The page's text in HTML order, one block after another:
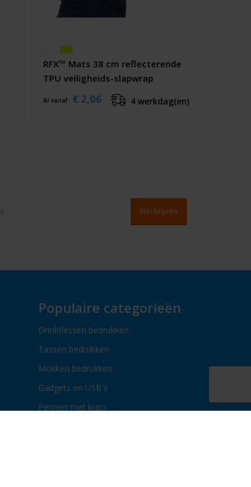
RFX™ Mats 38 cm reflecterende
TPU veiligheids-slapwrap
Al vanaf € 2,06 4 werkdag(en)
Populaire categorieën
Drinkflessen bedrukken
Tassen bedrukken
Mokken bedrukken
Gadgets en USB's
Pennen met logo